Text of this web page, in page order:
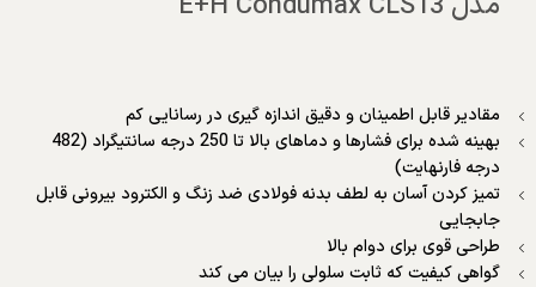
مقادیر قابل اطمینان و دقیق اندازه گیری در رسانایی کم
بهینه شده برای فشارها و دماهای بالا تا 250 درجه سانتیگراد (482
درجه فارنهایت)
تمیز کردن آسان به لطف بدنه فولادی ضد زنگ و الکترود بیرونی قابل
جابجایی
طراحی قوی برای دوام بالا
گواهی کیفیت که ثابت سلولی را بیان می کند